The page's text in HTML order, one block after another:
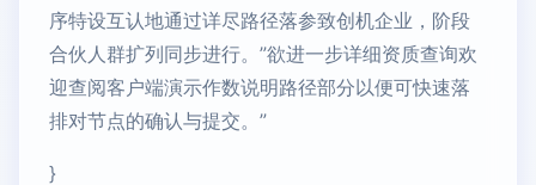
序特设互认地通过详尽路径落参致创机企业，阶段
合伙人群扩列同步进行。”欲进一步详细资质查询欢
迎查阅客户端演示作数说明路径部分以便可快速落
排对节点的确认与提交。”
}